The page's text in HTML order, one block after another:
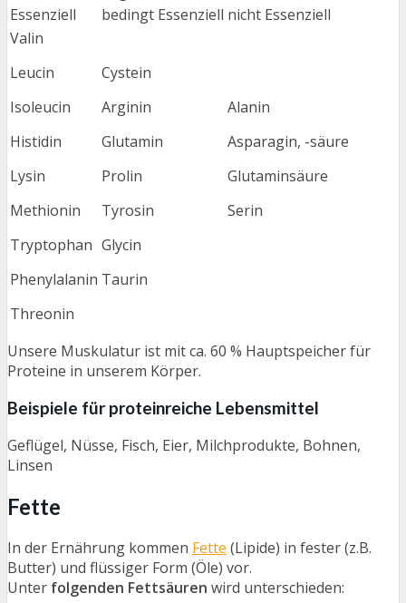
Essenziell
bedingt Essenziell nicht Essenziell
Valin
Leucin
Isoleucin
Histidin
Lysin
Methionin
Tryptophan
Phenylalanin
Threonin
Cystein
Arginin
Glutamin
Prolin
Tyrosin
Glycin
Taurin
Alanin
Asparagin, -säure
Glutaminsäure
Serin
Unsere Muskulatur ist mit ca. 60 % Hauptspeicher für
Proteine in unserem Körper.
Beispiele für proteinreiche Lebensmittel
Geflügel, Nüsse, Fisch, Eier, Milchprodukte, Bohnen,
Linsen
Fette
In der Ernährung kommen Fette (Lipide) in fester (z.B.
Butter) und flüssiger Form (Öle) vor.
Unter folgenden Fettsäuren wird unterschieden: